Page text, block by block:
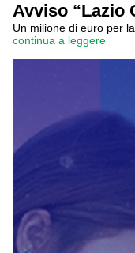
Avviso “Lazio
Un milione di euro per
continua a leggere